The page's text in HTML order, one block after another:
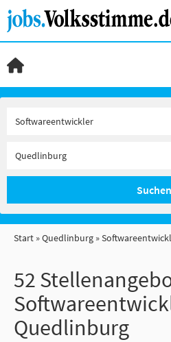
Suchen
Start Quedlinburg
52
Quedlinburg